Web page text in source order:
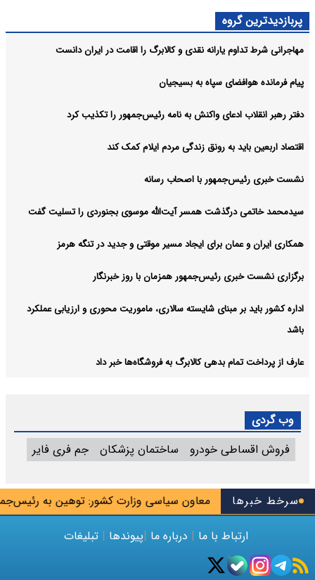
سرخط خبرها معاون سیاسی وزارت کشور: توهین به واگذار شد
پربازدیدترین گروه
مهاجرانی شرط تداوم یارانه نقدی و کالابرگ را اقامت در ایران دانست
پیام فرمانده هوافضای سپاه به بسیجیان
دفتر رهبر انقلاب ادعای واکنش به نامه رئیس‌جمهور را تکذیب کرد
اقتصاد اربعین باید به رونق زندگی مردم ایلام کمک کند
نشست خبری رئیس‌جمهور با اصحاب رسانه
سیدمحمد خاتمی درگذشت همسر آیت‌الله موسوی بجنوردی را تسلیت گفت
همکاری ایران و عمان برای ایجاد مسیر موقتی و جدید در تنگه هرمز
برگزاری نشست خبری رئیس‌جمهور همزمان با روز خبرنگار
اداره کشور باید بر مبنای شایسته سالاری، ماموریت محوری و ارزیابی عملکرد
باشد
عارف از پرداخت تمام بدهی کالابرگ به فروشگاه‌ها خبر داد
وب گردی
فروش اقساطی خودرو
ساختمان پزشکان جم فری فایر
ارتباط با ما | درباره ما |پیوندها | تبلیغات